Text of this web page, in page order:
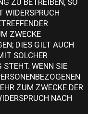
WIDERSPRUCH
ZWECKE
DIES GILT AUCH
SOLCHER
STEHT. WENN SIE
ZUM ZWECKE DER
NACH